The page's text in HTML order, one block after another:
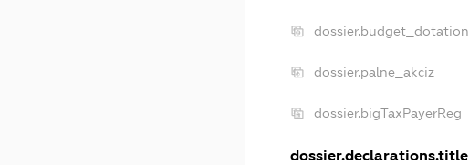
dossier.budget_dotation
dossier.palne_akciz
dossier.bigTaxPayerReg
dossier.declarations.title